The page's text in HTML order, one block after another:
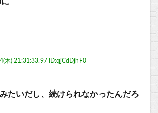
木) 21:31:33.97 ID:qjCdDjhF0
たいだし、続けられなかったんだろ